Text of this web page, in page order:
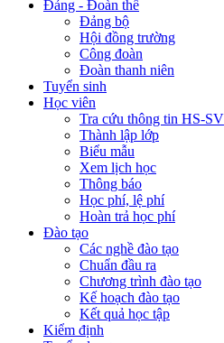
Đảng - Đoàn thể
Đảng bộ
Hội đồng trường
Công đoàn
Đoàn thanh niên
Tuyển sinh
Học viên
Tra cứu thông tin HS-SV
Thành lập lớp
Biểu mẫu
Xem lịch học
Thông báo
Học phí, lệ phí
Hoàn trả học phí
Đào tạo
Các nghề đào tạo
Chuẩn đầu ra
Chương trình đào tạo
Kế hoạch đào tạo
Kết quả học tập
Kiểm định